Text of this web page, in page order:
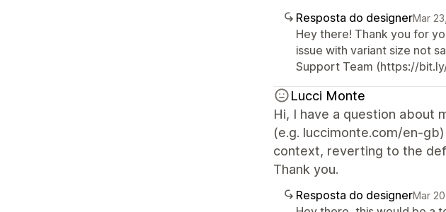
Resposta do designerMar
Hey there! Thank you for
issue with variant size not
Support Team (https://
Lucci Monte
Hi, I have a question about
(e.g. luccimonte.com/en-
context, reverting to the
Thank you.
Resposta do designerMar